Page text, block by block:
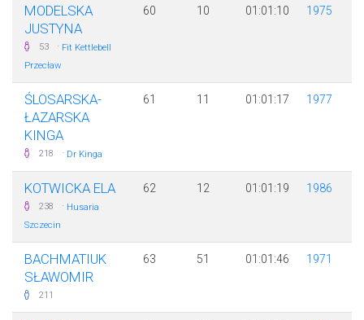
MODELSKA
JUSTYNA
53 · Fit Kettlebell
Przecław
60 10 01:01:10 1975
ŚLOSARSKA-
ŁAZARSKA
KINGA
218 · Dr Kinga
61 11 01:01:17 1977
KOTWICKA ELA
238 · Husaria
Szczecin
62 12 01:01:19 1986
BACHMATIUK
SŁAWOMIR
211
63 51 01:01:46 1971